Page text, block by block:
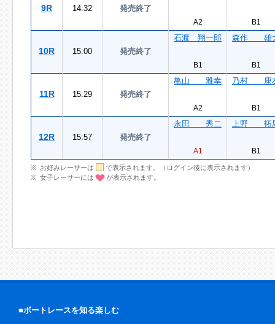
9R 14:32 発売終了
A2 B1
10R 15:00 発売終了
石渡 翔一郎
B1
森作 雄
B1
11R 15:29 発売終了
亀山 雅幸
A2
乃村 康
B1
12R 15:57 発売終了
永田 秀二
A1
上野 拓
B1
お好みレーサーは
で表示されます。（ログイン後に表示されます）
女子レーサーには
が表示されます。
■ボートレースを知る楽しむ